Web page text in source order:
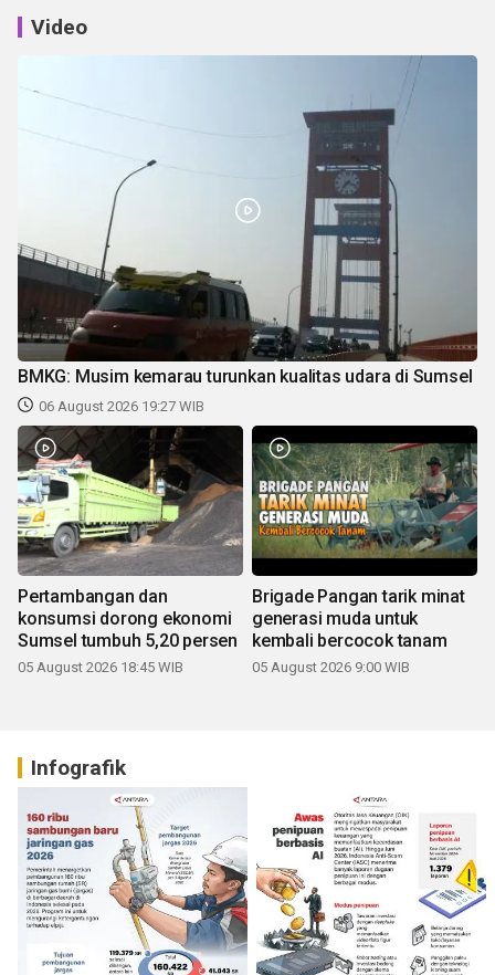
Video
BMKG: Musim kemarau turunkan kualitas udara di Sumsel
06 August 2026 19:27 WIB
Pertambangan dan
konsumsi dorong ekonomi
Sumsel tumbuh 5,20 persen
05 August 2026 18:45 WIB
Brigade Pangan tarik minat
generasi muda untuk
kembali bercocok tanam
05 August 2026 9:00 WIB
Infografik